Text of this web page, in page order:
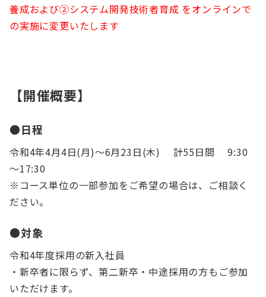
養成および②システム開発技術者育成 をオンラインで
の実施に変更いたします
【開催概要】
●日程
令和4年4月4日(月)～6月23日(木) 計55日間 9:30
～17:30
※コース単位の一部参加をご希望の場合は、ご相談く
ださい。
●対象
令和4年度採用の新入社員
・新卒者に限らず、第二新卒・中途採用の方もご参加
いただけます。